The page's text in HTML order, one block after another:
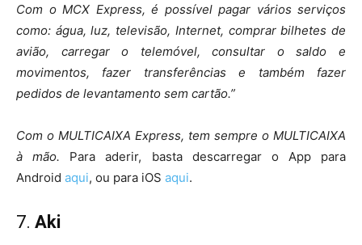
Com o MCX Express, é possível pagar vários serviços
como: água, luz, televisão, Internet, comprar bilhetes de
avião, carregar o telemóvel, consultar o saldo e
movimentos, fazer transferências e também fazer
pedidos de levantamento sem cartão.”
Com o MULTICAIXA Express, tem sempre o MULTICAIXA
à mão. Para aderir, basta descarregar o App para
Android aqui, ou para iOS aqui.
7. Aki